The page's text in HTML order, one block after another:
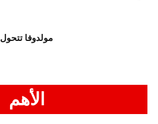
مولدوفا
الأهم